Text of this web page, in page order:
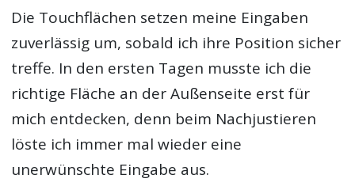
Die Touchflächen setzen meine Eingaben
zuverlässig um, sobald ich ihre Position sicher
treffe. In den ersten Tagen musste ich die
richtige Fläche an der Außenseite erst für
mich entdecken, denn beim Nachjustieren
löste ich immer mal wieder eine
unerwünschte Eingabe aus.